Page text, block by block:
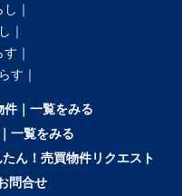
｜
｜
｜
す｜
｜一覧をみる
一覧をみる
ん！売買物件リクエスト
問合せ